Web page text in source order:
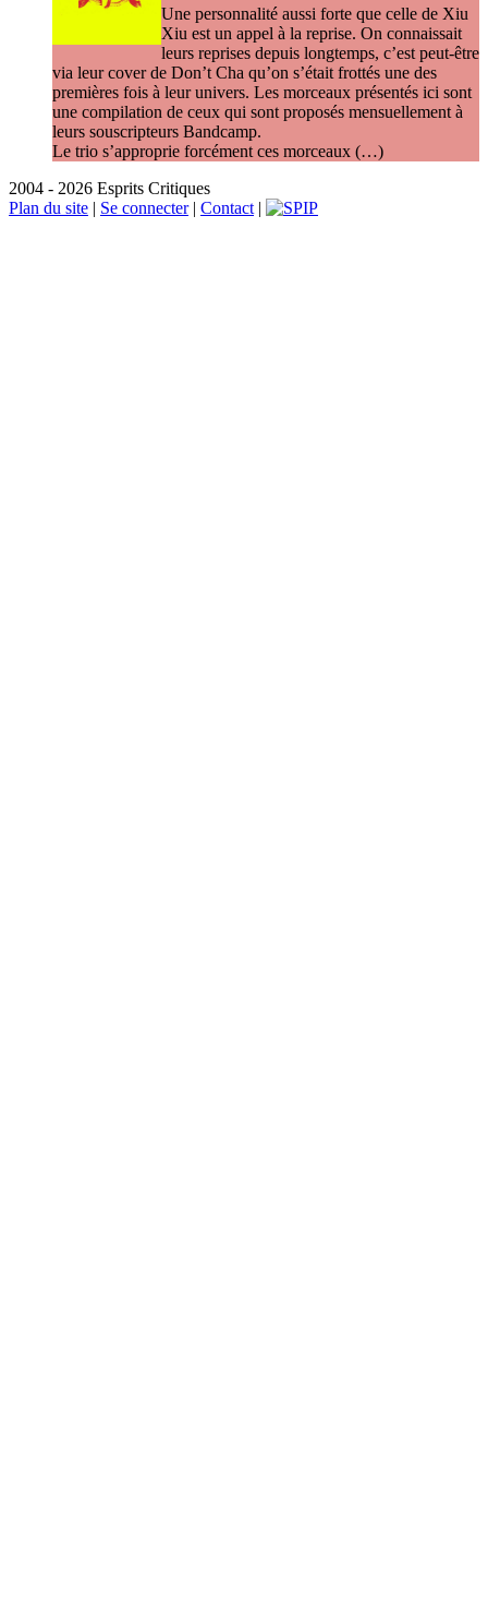
Une personnalité aussi forte que celle de Xiu
Xiu est un appel à la reprise. On connaissait
leurs reprises depuis longtemps, c’est peut-être
via leur cover de Don’t Cha qu’on s’était frottés une des
premières fois à leur univers. Les morceaux présentés ici sont
une compilation de ceux qui sont proposés mensuellement à
leurs souscripteurs Bandcamp.
Le trio s’approprie forcément ces morceaux (…)
2004 - 2026 Esprits Critiques
Plan du site | Se connecter| Contact |